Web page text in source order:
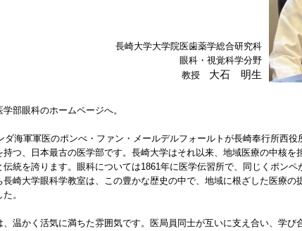
長崎大学大学院医歯薬学総合研究科
眼科・視覚科学分野
教授 大石 明生
部眼科のホームページへ。
海軍軍医のポンぺ・ファン・メールデルフォールトが長崎奉行所西役
持つ、日本最古の医学部です。長崎大学はそれ以来、地域医療の中核を
伝統を誇ります。眼科については1861年に医学伝習所で、同じくポン
長崎大学眼科学教室は、この豊かな歴史の中で、地域に根ざした医療の
。
温かく活気に満ちた雰囲気です。医局員同士が互いに支え合い、学び